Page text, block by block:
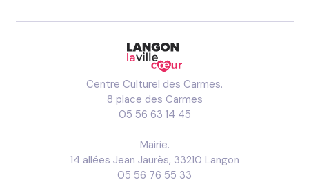
Centre Culturel des Carmes.
8 place des Carmes
05 56 63 14 45
Mairie.
14 allées Jean Jaurès, 33210 Langon
05 56 76 55 33